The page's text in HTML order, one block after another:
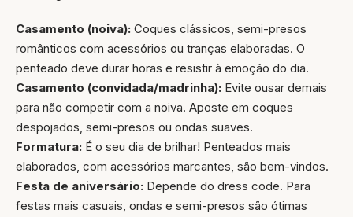
Casamento (noiva): Coques clássicos, semi-presos
românticos com acessórios ou tranças elaboradas. O
penteado deve durar horas e resistir à emoção do dia.
Casamento (convidada/madrinha): Evite ousar demais
para não competir com a noiva. Aposte em coques
despojados, semi-presos ou ondas suaves.
Formatura: É o seu dia de brilhar! Penteados mais
elaborados, com acessórios marcantes, são bem-vindos.
Festa de aniversário: Depende do dress code. Para
festas mais casuais, ondas e semi-presos são ótimas